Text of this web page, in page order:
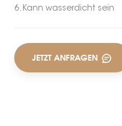
6. Kann wasserdicht sein
JETZT ANFRAGEN